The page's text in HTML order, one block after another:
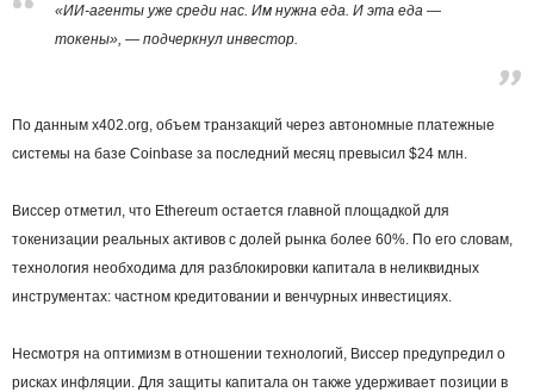
«ИИ-агенты уже среди нас. Им нужна еда. И эта еда —
токены», — подчеркнул инвестор.
По данным x402.org, объем транзакций через автономные платежные
системы на базе Coinbase за последний месяц превысил $24 млн.
Виссер отметил, что Ethereum остается главной площадкой для
токенизации реальных активов с долей рынка более 60%. По его словам,
технология необходима для разблокировки капитала в неликвидных
инструментах: частном кредитовании и венчурных инвестициях.
Несмотря на оптимизм в отношении технологий, Виссер предупредил о
рисках инфляции. Для защиты капитала он также удерживает позиции в